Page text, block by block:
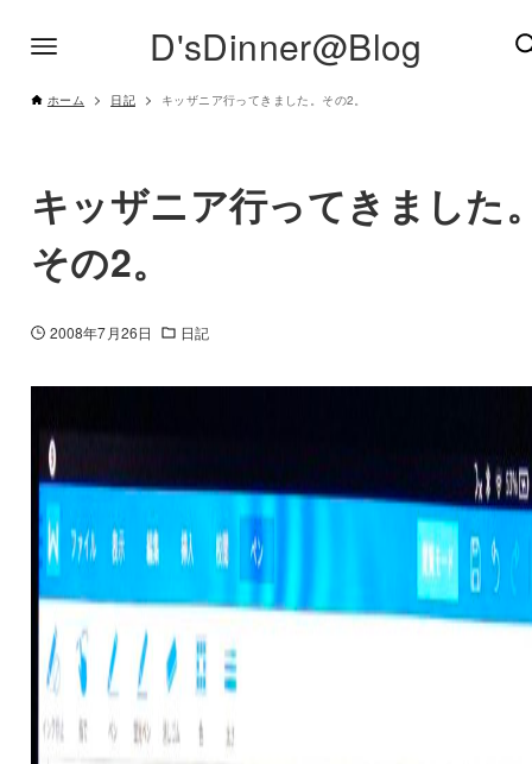
D'sDinner@Blog
ホーム 日記 キッザニア行ってきました。その2。
キッザニア行ってきました
その2。
2008年7月26日 日記